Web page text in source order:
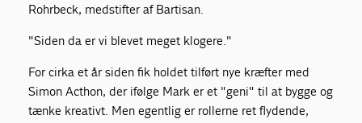
Rohrbeck, medstifter af Bartisan.
"Siden da er vi blevet meget klogere."
For cirka et år siden fik holdet tilført nye kræfter med
Simon Acthon, der ifølge Mark er et "geni" til at bygge og
tænke kreativt. Men egentlig er rollerne ret flydende,